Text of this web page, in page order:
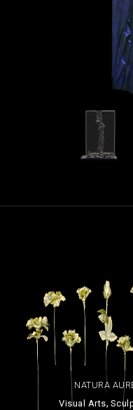
NATURA
Visual Arts,